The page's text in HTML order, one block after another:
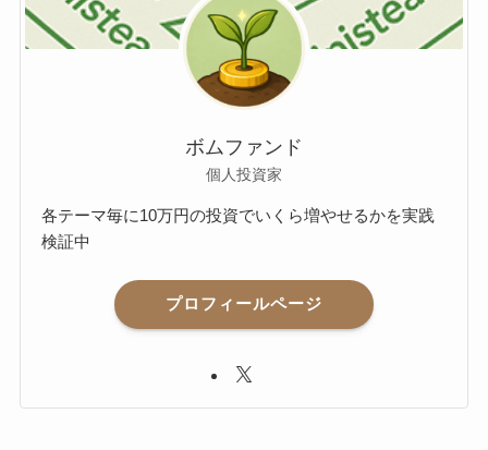
ボムファンド
個人投資家
各テーマ毎に10万円の投資でいくら増やせるかを実践
検証中
プロフィールページ